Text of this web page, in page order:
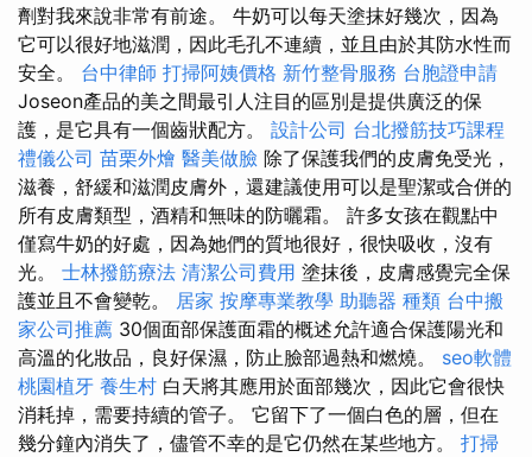
劑對我來說非常有前途。 牛奶可以每天塗抹好幾次，因為
它可以很好地滋潤，因此毛孔不連續，並且由於其防水性而
安全。 台中律師 打掃阿姨價格 新竹整骨服務 台胞證申請
Joseon產品的美之間最引人注目的區別是提供廣泛的保
護，是它具有一個齒狀配方。 設計公司 台北撥筋技巧課程
禮儀公司 苗栗外燴 醫美做臉 除了保護我們的皮膚免受光，
滋養，舒緩和滋潤皮膚外，還建議使用可以是聖潔或合併的
所有皮膚類型，酒精和無味的防曬霜。 許多女孩在觀點中
僅寫牛奶的好處，因為她們的質地很好，很快吸收，沒有
光。 士林撥筋療法 清潔公司費用 塗抹後，皮膚感覺完全保
護並且不會變乾。 居家 按摩專業教學 助聽器 種類 台中搬
家公司推薦 30個面部保護面霜的概述允許適合保護陽光和
高溫的化妝品，良好保濕，防止臉部過熱和燃燒。 seo軟體
桃園植牙 養生村 白天將其應用於面部幾次，因此它會很快
消耗掉，需要持續的管子。 它留下了一個白色的層，但在
幾分鐘內消失了，儘管不幸的是它仍然在某些地方。 打掃